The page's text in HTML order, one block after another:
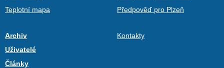
Teplotní mapa
Předpověď pro Plzeň
Archiv
Uživatelé
Články
Kontakty